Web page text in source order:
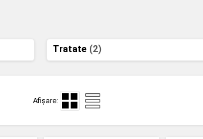
Tratate (2)
Afișare: